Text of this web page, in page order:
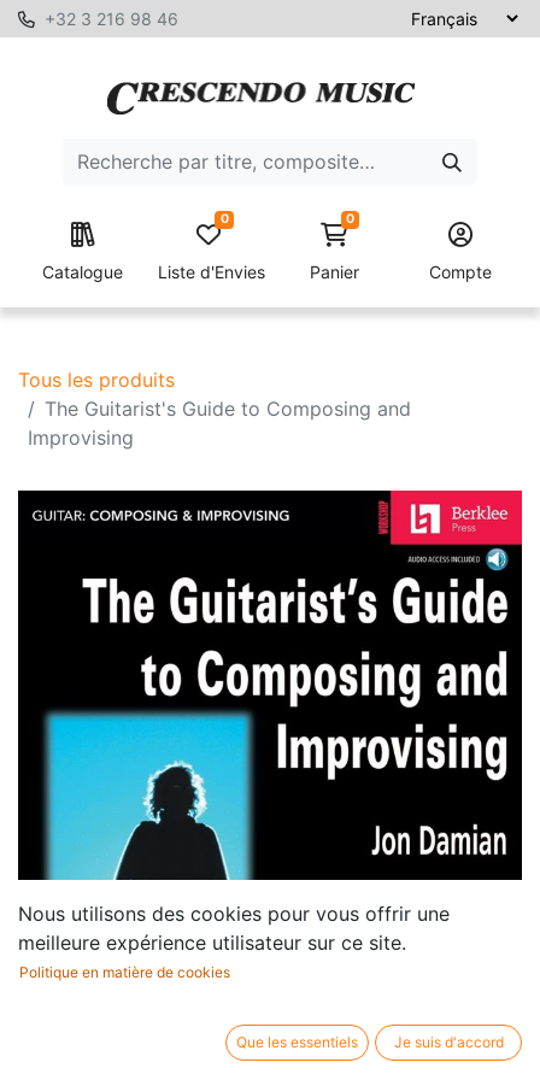
+32 3 216 98 46
Catalogue Liste d'Envies
0 0
Panier Compte
Tous les produits
The Guitarist's Guide to Composing and
Improvising
Nous utilisons des cookies pour vous offrir une
meilleure expérience utilisateur sur ce site.
Politique en matière de cookies
Que les essentiels Je suis d'accord